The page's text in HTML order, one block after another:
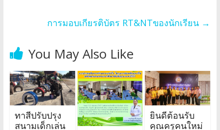
การมอบเกียรติบัตร RT&NTของนักเรียน →
You May Also Like
ทาสีปรับปรุง
สนามเด็กเล่น
ยินดีต้อนรับ
คุณครูคนใหม่